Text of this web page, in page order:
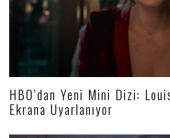
HBO’dan Yeni Mini Dizi:
Ekrana Uyarlanıyor